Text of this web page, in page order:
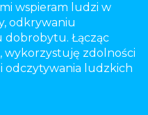
wspieram ludzi w
odkrywaniu
dobrobytu. Łącząc
wykorzystuję zdolności
odczytywania ludzkich